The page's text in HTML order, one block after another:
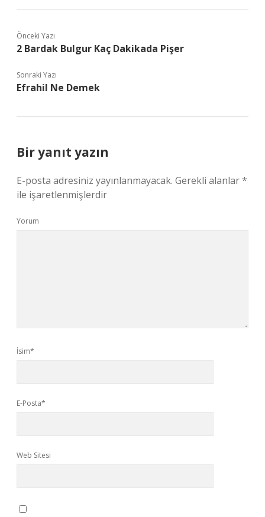
Önceki Yazı
2 Bardak Bulgur Kaç Dakikada Pişer
Sonraki Yazı
Efrahil Ne Demek
Bir yanıt yazın
E-posta adresiniz yayınlanmayacak. Gerekli alanlar*
ile işaretlenmişlerdir
Yorum
İsim*
E-Posta*
Web Sitesi